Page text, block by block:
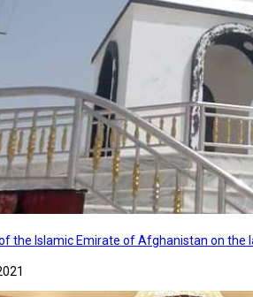
the Islamic Emirate of Afghanistan on